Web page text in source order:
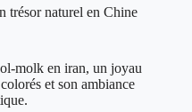
trésor naturel en Chine